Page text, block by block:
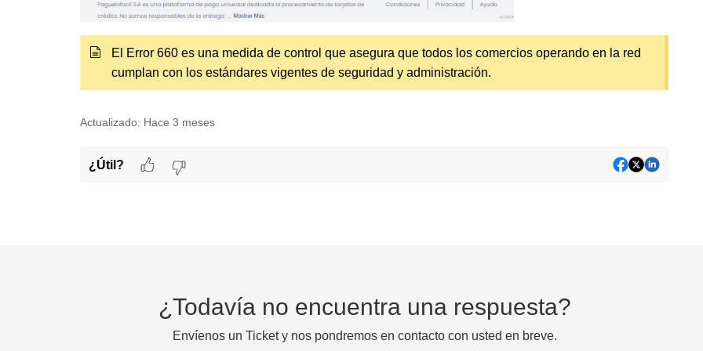
El Error 660 es una medida de control que asegura que todos los comercios operando en la red
cumplan con los estándares vigentes de seguridad y administración.
Actualizado: Hace 3 meses
¿Útil?
¿Todavía no encuentra una respuesta?
Envíenos un Ticket y nos pondremos en contacto con usted en breve.